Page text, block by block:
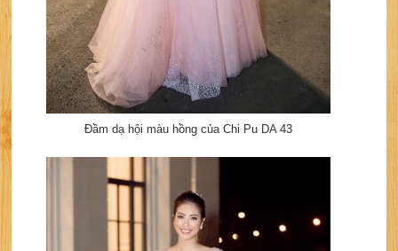
Đầm dạ hội màu hồng của Chi Pu DA 43